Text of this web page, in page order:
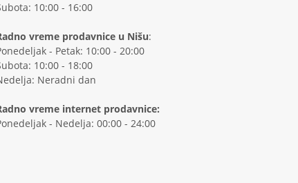
10:00 - 16:00
vreme prodavnice u Nišu:
- Petak: 10:00 - 20:00
10:00 - 18:00
Neradni dan
vreme internet prodavnice:
- Nedelja: 00:00 - 24:00